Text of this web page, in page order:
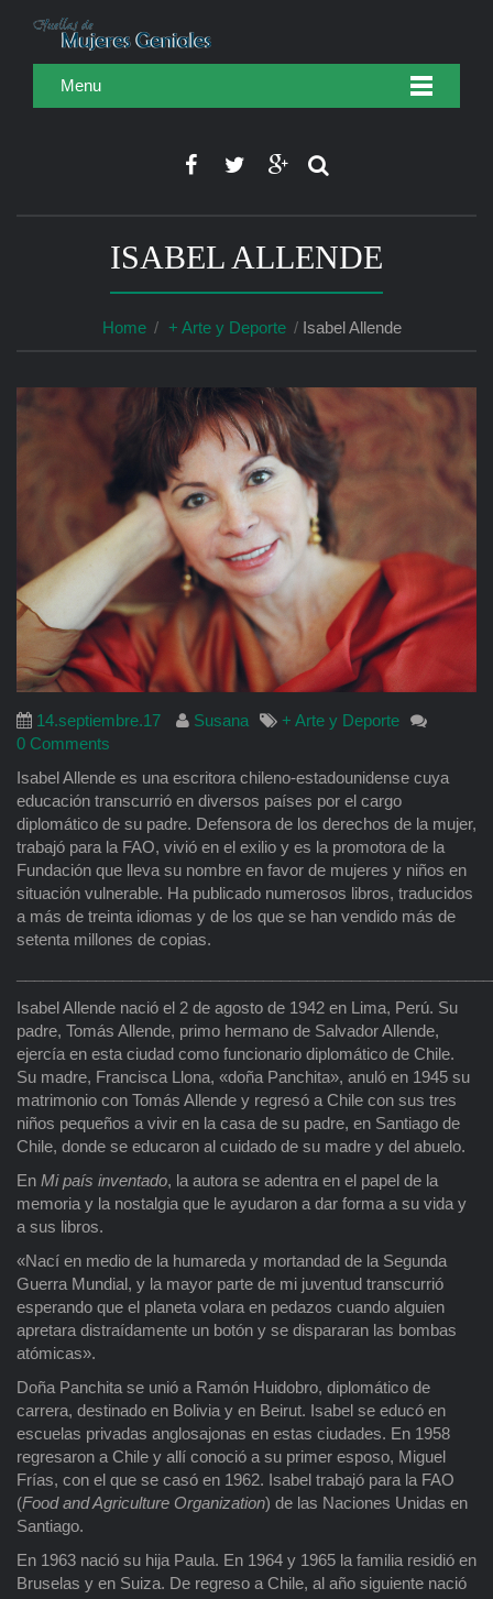
Menu
ISABEL ALLENDE
Home + Arte y Deporte Isabel Allende
14.septiembre.17 Susana
+ Arte y Deporte
0 Comments
Isabel Allende es una escritora chileno-estadounidense cuya
educación transcurrió en diversos países por el cargo
diplomático de su padre. Defensora de los derechos de la mujer,
trabajó para la FAO, vivió en el exilio y es la promotora de la
Fundación que lleva su nombre en favor de mujeres y niños en
situación vulnerable. Ha publicado numerosos libros, traducidos
a más de treinta idiomas y de los que se han vendido más de
setenta millones de copias.
Isabel Allende nació el 2 de agosto de 1942 en Lima, Perú. Su
padre, Tomás Allende, primo hermano de Salvador Allende,
ejercía en esta ciudad como funcionario diplomático de Chile.
Su madre, Francisca Llona, «doña Panchita», anuló en 1945 su
matrimonio con Tomás Allende y regresó a Chile con sus tres
niños pequeños a vivir en la casa de su padre, en Santiago de
Chile, donde se educaron al cuidado de su madre y del abuelo.
En Mi país inventado, la autora se adentra en el papel de la
memoria y la nostalgia que le ayudaron a dar forma a su vida y
a sus libros.
«Nací en medio de la humareda y mortandad de la Segunda
Guerra Mundial, y la mayor parte de mi juventud transcurrió
esperando que el planeta volara en pedazos cuando alguien
apretara distraídamente un botón y se dispararan las bombas
atómicas».
Doña Panchita se unió a Ramón Huidobro, diplomático de
carrera, destinado en Bolivia y en Beirut. Isabel se educó en
escuelas privadas anglosajonas en estas ciudades. En 1958
regresaron a Chile y allí conoció a su primer esposo, Miguel
Frías, con el que se casó en 1962. Isabel trabajó para la FAO
(Food and Agriculture Organization) de las Naciones Unidas en
Santiago.
En 1963 nació su hija Paula. En 1964 y 1965 la familia residió en
Bruselas y en Suiza. De regreso a Chile, al año siguiente nació